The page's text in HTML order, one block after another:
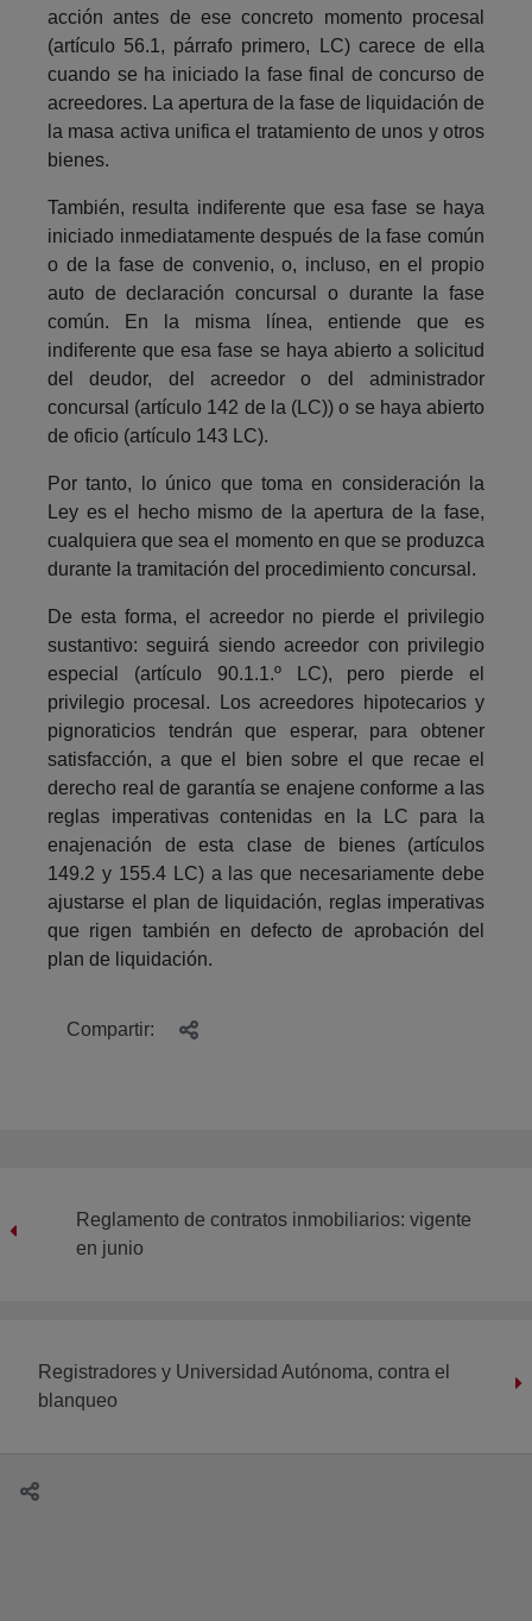
acción antes de ese concreto momento procesal
(artículo 56.1, párrafo primero, LC) carece de ella
cuando se ha iniciado la fase final de concurso de
acreedores. La apertura de la fase de liquidación de
la masa activa unifica el tratamiento de unos y otros
bienes.
También, resulta indiferente que esa fase se haya
iniciado inmediatamente después de la fase común
o de la fase de convenio, o, incluso, en el propio
auto de declaración concursal o durante la fase
común. En la misma línea, entiende que es
indiferente que esa fase se haya abierto a solicitud
del deudor, del acreedor o del administrador
concursal (artículo 142 de la (LC)) o se haya abierto
de oficio (artículo 143 LC).
Por tanto, lo único que toma en consideración la
Ley es el hecho mismo de la apertura de la fase,
cualquiera que sea el momento en que se produzca
durante la tramitación del procedimiento concursal.
De esta forma, el acreedor no pierde el privilegio
sustantivo: seguirá siendo acreedor con privilegio
especial (artículo 90.1.1.º LC), pero pierde el
privilegio procesal. Los acreedores hipotecarios y
pignoraticios tendrán que esperar, para obtener
satisfacción, a que el bien sobre el que recae el
derecho real de garantía se enajene conforme a las
reglas imperativas contenidas en la LC para la
enajenación de esta clase de bienes (artículos
149.2 y 155.4 LC) a las que necesariamente debe
ajustarse el plan de liquidación, reglas imperativas
que rigen también en defecto de aprobación del
plan de liquidación.
Compartir:
Reglamento de contratos inmobiliarios: vigente
en junio
Registradores y Universidad Autónoma, contra el
blanqueo